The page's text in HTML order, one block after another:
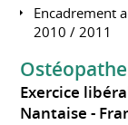
Encadrement
2010 / 2011
Exercice
Nantaise